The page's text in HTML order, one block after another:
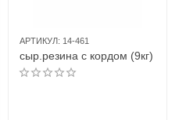
АРТИКУЛ: 14-461
сыр.резина с кордом (9кг)